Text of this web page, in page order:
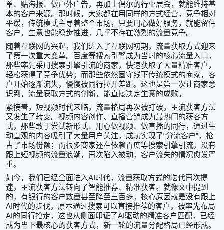
单、贴海报、做户外广告，再加上偶尔的行业展会，就能维持基
本的客户来源。那时候，大家都在用同样的方式经营，竞争相对
平缓，传统模式主导着整个市场，只要用心做好服务，就能留住
客户，生意也能稳步推进，几乎不存在激烈的流量竞争。
随着互联网的兴起，我们进入了互联网初期，流量获取方式迎来
了第一次重大变革。百度等搜索引擎成为当时的核心流量入口，
那些率先采用搜索引擎引流的商家，快速获取了大量精准客户，
轻松获得了竞争优势；而那些依然固守线下传统模式的商家，客
户开始逐渐流失，慢慢被同行拉开差距。这也是第一次让商家意
识到，流量获取方式的创新，能直接决定生意的成败。
紧接着，短视频时代来临，流量格局再次被打破，主流获客方法
又发生了转变。视频内容创作、直播营销成为最热门的获客方
式，那些敢于尝试新形式、用心做视频、做直播的同行，通过生
动直观的内容吸引了大量用户关注，成功实现了“分流客户”，抢
占了市场份额；而很多商家还在依赖百度等搜索引擎引流，没有
跟上短视频的流量浪潮，再次陷入被动，客户流失的情况愈发严
重。
如今，我们已经全面进入AI时代，流量获取方式的迭代再次提
速，主流获客方法转向了智能推荐、精准获客。就像文中提到
的，有银行的客户数量甚至降至三百多，核心原因就是没有跟上
AI时代的步伐，原本通过搜索可以直接推荐的客户，被率先布局
AI的同行抢走，这也从侧面印证了AI驱动的精准客户匹配，已经
成为当下最核心的获客方式，新一轮的流量分配格局已经形成。